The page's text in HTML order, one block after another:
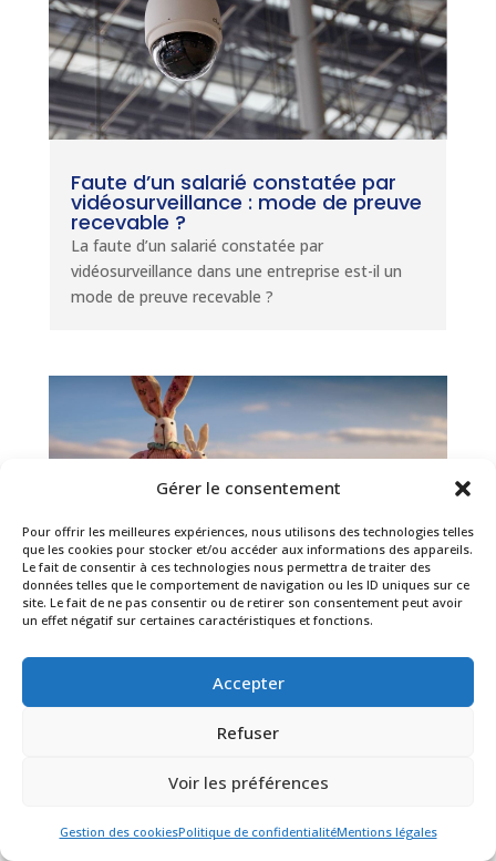
Gérer le consentement
Pour offrir les meilleures expériences, nous utilisons des technologies telles
que les cookies pour stocker et/ou accéder aux informations des appareils.
Le fait de consentir à ces technologies nous permettra de traiter des
données telles que le comportement de navigation ou les ID uniques sur ce
site. Le fait de ne pas consentir ou de retirer son consentement peut avoir
un effet négatif sur certaines caractéristiques et fonctions.
Accepter
Refuser
Voir les préférences
Gestion des cookiesPolitique de confidentialitéMentions légales
Faute d’un salarié constatée par
vidéosurveillance : mode de preuve
recevable ?
La faute d’un salarié constatée par
vidéosurveillance dans une entreprise est-il un
mode de preuve recevable ?
Divorce : Hausse des demandes de
garde alternée
Vers une hausse de la garde alternée en matière